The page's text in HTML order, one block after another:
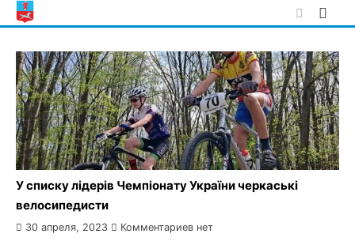
Skip
to
У списку лідерів Чемпіонату України черкаські
велосипедисти
30 апреля, 2023 Комментариев нет